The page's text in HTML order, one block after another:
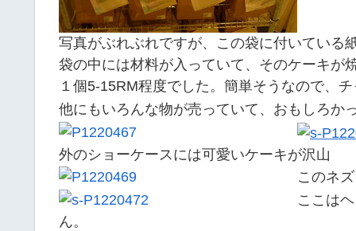
写真がぶれぶれですが、この袋に付いている
袋の中には材料が入っていて、そのケーキが
１個5-15RM程度でした。簡単そうなので、
他にもいろんな物が売っていて、おもしろか
外のショーケースには可愛いケーキが沢山
このネ
ここは
ん。